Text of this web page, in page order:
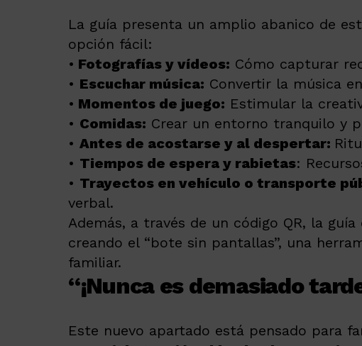
La guía presenta un amplio abanico de
opción fácil:
• Fotografías y vídeos: Cómo capturar
• Escuchar música: Convertir la música
• Momentos de juego: Estimular la
• Comidas: Crear un entorno tranquilo y
• Antes de acostarse y al despertar:
• Tiempos de espera y rabietas:
• Trayectos en vehículo o transporte
verbal.
Además, a través de un código QR, la guía
creando el “bote sin pantallas”, una
familiar.
“¡Nunca es demasiado
Este nuevo apartado está pensado para